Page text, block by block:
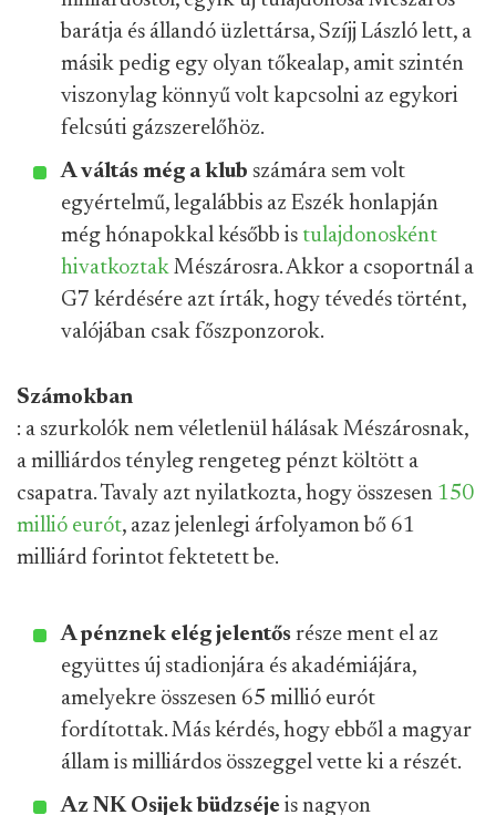
barátja és állandó üzlettársa, Szíjj László lett, a
másik pedig egy olyan tőkealap, amit szintén
viszonylag könnyű volt kapcsolni az egykori
felcsúti gázszerelőhöz.
A váltás még a klub számára sem volt
egyértelmű, legalábbis az Eszék honlapján
még hónapokkal később is tulajdonosként
hivatkoztak Mészárosra. Akkor a csoportnál a
G7 kérdésére azt írták, hogy tévedés történt,
valójában csak főszponzorok.
Számokban
: a szurkolók nem véletlenül hálásak Mészárosnak,
a milliárdos tényleg rengeteg pénzt költött a
csapatra. Tavaly azt nyilatkozta, hogy összesen 150
millió eurót, azaz jelenlegi árfolyamon bő 61
milliárd forintot fektetett be.
A pénznek elég jelentős része ment el az
együttes új stadionjára és akadémiájára,
amelyekre összesen 65 millió eurót
fordítottak. Más kérdés, hogy ebből a magyar
állam is milliárdos összeggel vette ki a részét.
Az NK Osijek büdzséje is nagyon